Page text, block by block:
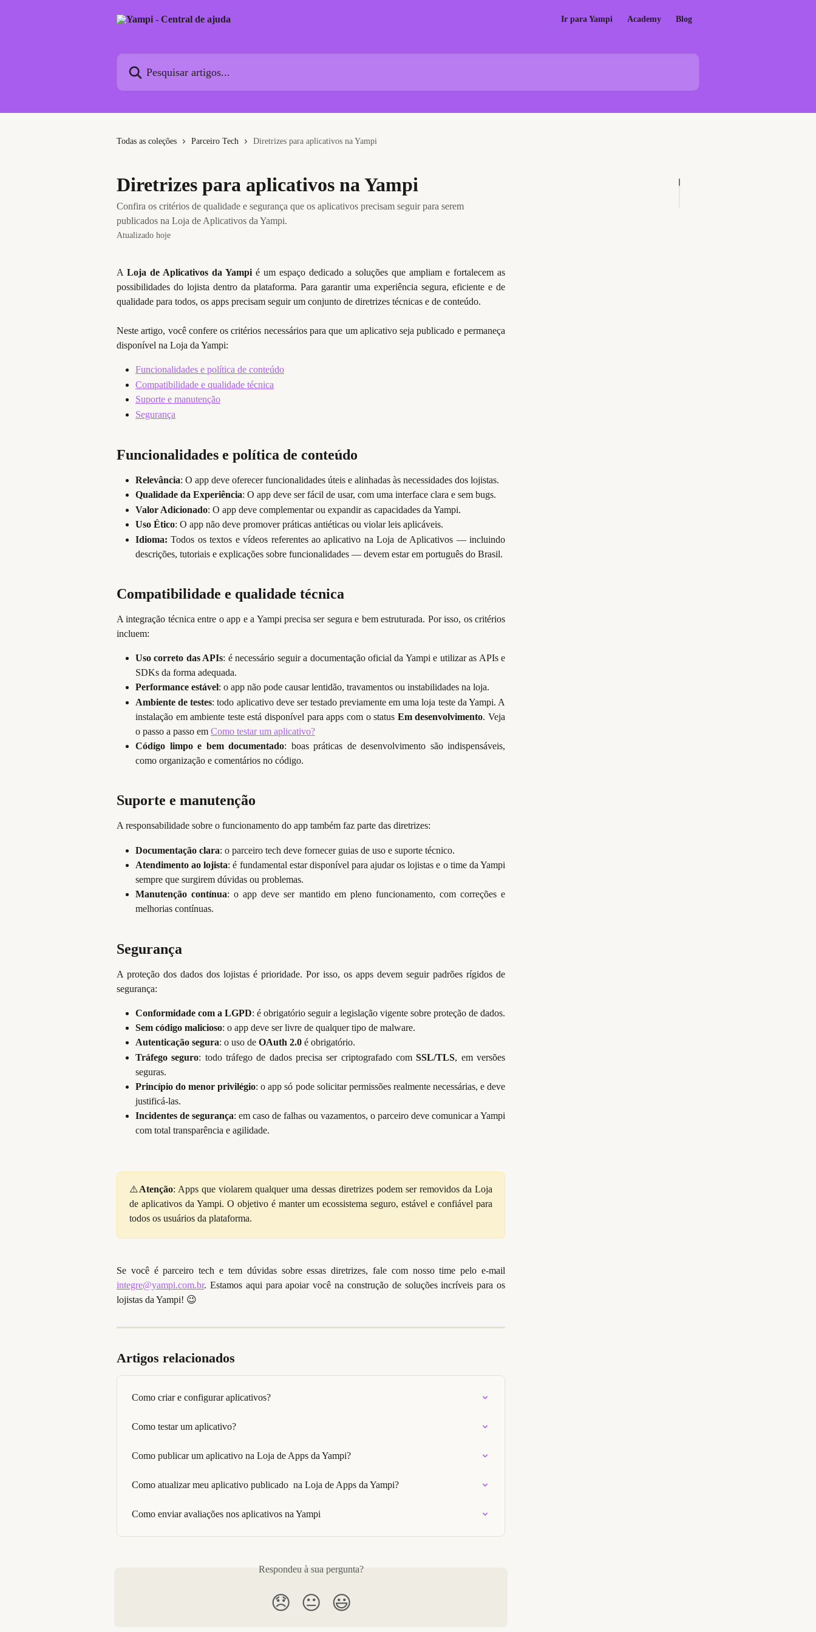
Ir para Yampi Academy Blog
Todas as coleções Parceiro Tech Diretrizes para aplicativos na Yampi
Diretrizes para aplicativos na Yampi
Confira os critérios de qualidade e segurança que os aplicativos precisam seguir para serem
publicados na Loja de Aplicativos da Yampi.
Atualizado hoje
A Loja de Aplicativos da Yampi é um espaço dedicado a soluções que ampliam e fortalecem as
possibilidades do lojista dentro da plataforma. Para garantir uma experiência segura, eficiente e de
qualidade para todos, os apps precisam seguir um conjunto de diretrizes técnicas e de conteúdo.
Neste artigo, você confere os critérios necessários para que um aplicativo seja publicado e permaneça
disponível na Loja da Yampi:
Funcionalidades e política de conteúdo
Compatibilidade e qualidade técnica
Suporte e manutenção
Segurança
Funcionalidades e política de conteúdo
Relevância: O app deve oferecer funcionalidades úteis e alinhadas às necessidades dos lojistas.
Qualidade da Experiência: O app deve ser fácil de usar, com uma interface clara e sem bugs.
Valor Adicionado: O app deve complementar ou expandir as capacidades da Yampi.
Uso Ético: O app não deve promover práticas antiéticas ou violar leis aplicáveis.
Idioma: Todos os textos e vídeos referentes ao aplicativo na Loja de Aplicativos — incluindo
descrições, tutoriais e explicações sobre funcionalidades — devem estar em português do Brasil.
Compatibilidade e qualidade técnica
A integração técnica entre o app e a Yampi precisa ser segura e bem estruturada. Por isso, os critérios
incluem:
Uso correto das APIs: é necessário seguir a documentação oficial da Yampi e utilizar as APIs e
SDKs da forma adequada.
Performance estável: o app não pode causar lentidão, travamentos ou instabilidades na loja.
Ambiente de testes: todo aplicativo deve ser testado previamente em uma loja teste da Yampi. A
instalação em ambiente teste está disponível para apps com o status Em desenvolvimento. Veja
o passo a passo em Como testar um aplicativo?
Código limpo e bem documentado: boas práticas de desenvolvimento são indispensáveis,
como organização e comentários no código.
Suporte e manutenção
A responsabilidade sobre o funcionamento do app também faz parte das diretrizes:
Documentação clara: o parceiro tech deve fornecer guias de uso e suporte técnico.
Atendimento ao lojista: é fundamental estar disponível para ajudar os lojistas e o time da Yampi
sempre que surgirem dúvidas ou problemas.
Manutenção contínua: o app deve ser mantido em pleno funcionamento, com correções e
melhorias contínuas.
Segurança
A proteção dos dados dos lojistas é prioridade. Por isso, os apps devem seguir padrões rígidos de
segurança:
Conformidade com a LGPD: é obrigatório seguir a legislação vigente sobre proteção de dados.
Sem código malicioso: o app deve ser livre de qualquer tipo de malware.
Autenticação segura: o uso de OAuth 2.0 é obrigatório.
Tráfego seguro: todo tráfego de dados precisa ser criptografado comSSL/TLS, em versões
seguras.
Princípio do menor privilégio: o app só pode solicitar permissões realmente necessárias, e deve
justificá-las.
Incidentes de segurança: em caso de falhas ou vazamentos, o parceiro deve comunicar a Yampi
com total transparência e agilidade.
⚠️Atenção: Apps que violarem qualquer uma dessas diretrizes podem ser removidos da Loja
de aplicativos da Yampi. O objetivo é manter um ecossistema seguro, estável e confiável para
todos os usuários da plataforma.
Se você é parceiro tech e tem dúvidas sobre essas diretrizes, fale com nosso time pelo e-mail
integre@yampi.com.br. Estamos aqui para apoiar você na construção de soluções incríveis para os
lojistas da Yampi! 😉
Artigos relacionados
Como criar e configurar aplicativos?
Como testar um aplicativo?
Como publicar um aplicativo na Loja de Apps da Yampi?
Como atualizar meu aplicativo publicado  na Loja de Apps da Yampi?
Como enviar avaliações nos aplicativos na Yampi
Respondeu à sua pergunta?
😞 😐 😃